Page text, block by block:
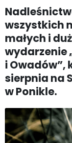
wszystkich
małych i
wydarzenie
i Owadów”,
sierpnia na
w Ponikle.